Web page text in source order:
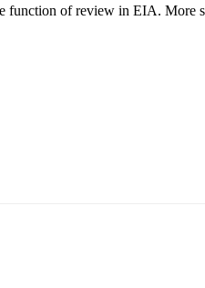
function of review in EIA. More